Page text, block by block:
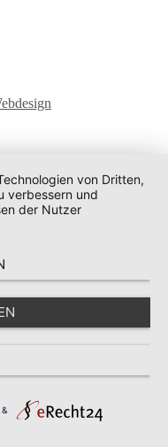
von Dritten,
verbessern und
der Nutzer
&